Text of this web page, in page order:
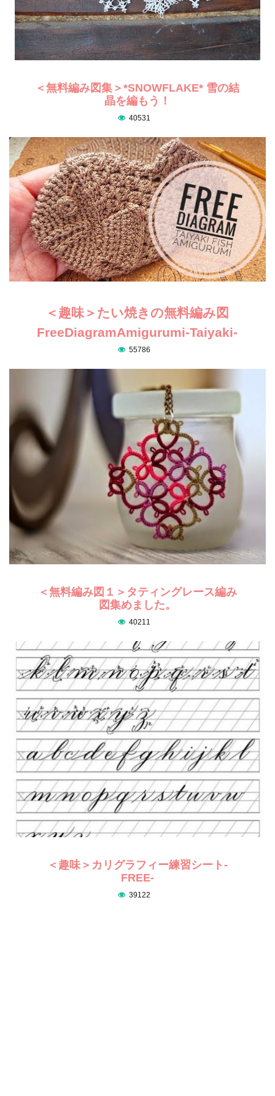
＜無料編み図集＞*SNOWFLAKE* 雪の結
晶を編もう！
40531
＜趣味＞たい焼きの無料編み図
FreeDiagramAmigurumi-Taiyaki-
55786
＜無料編み図１＞タティングレース編み
図集めました。
40211
＜趣味＞カリグラフィー練習シート-
FREE-
39122